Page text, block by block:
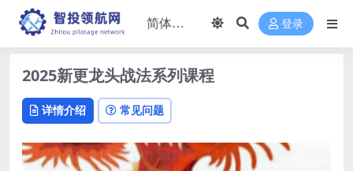
登录
2025新更龙头战法系列课程
详情介绍 常见问题